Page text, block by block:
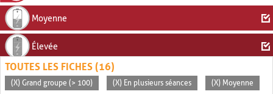
Moyenne
Élevée
TOUTES LES FICHES (16)
(X) Grand groupe (> 100) (X) En plusieurs séances (X) Moyenne